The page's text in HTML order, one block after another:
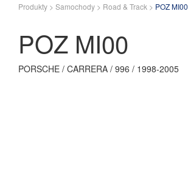
Produkty > Samochody > Road & Track > POZ MI00
POZ MI00
PORSCHE / CARRERA / 996 / 1998-2005